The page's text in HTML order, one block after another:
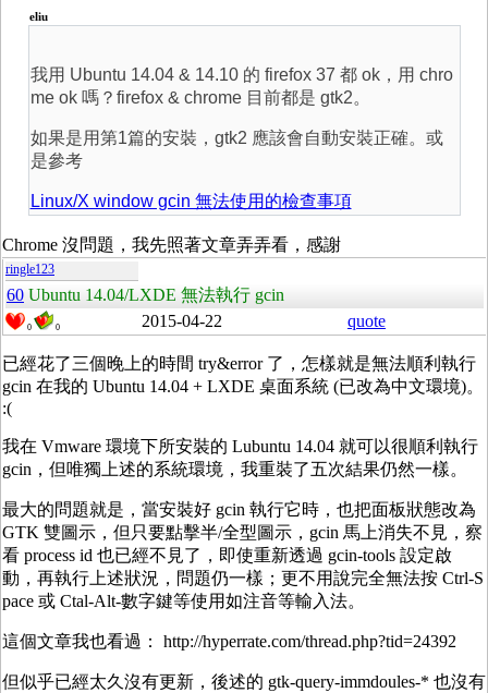
eliu
我用 Ubuntu 14.04 & 14.10 的 firefox 37 都 ok，用 chro
me ok 嗎？firefox & chrome 目前都是 gtk2。
如果是用第1篇的安裝，gtk2 應該會自動安裝正確。或
是參考
Linux/X window gcin 無法使用的檢查事項
Chrome 沒問題，我先照著文章弄弄看，感謝
ringle123
60 Ubuntu 14.04/LXDE 無法執行 gcin
0 0 2015-04-22 quote
已經花了三個晚上的時間 try&error 了，怎樣就是無法順利執行
gcin 在我的 Ubuntu 14.04 + LXDE 桌面系統 (已改為中文環境)。
:(
我在 Vmware 環境下所安裝的 Lubuntu 14.04 就可以很順利執行
gcin，但唯獨上述的系統環境，我重裝了五次結果仍然一樣。
最大的問題就是，當安裝好 gcin 執行它時，也把面板狀態改為
GTK 雙圖示，但只要點擊半/全型圖示，gcin 馬上消失不見，察
看 process id 也已經不見了，即使重新透過 gcin-tools 設定啟
動，再執行上述狀況，問題仍一樣；更不用說完全無法按 Ctrl-S
pace 或 Ctal-Alt-數字鍵等使用如注音等輸入法。
這個文章我也看過： http://hyperrate.com/thread.php?tid=24392
但似乎已經太久沒有更新，後述的 gtk-query-immdoules-* 也沒有